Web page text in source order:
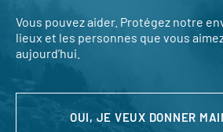
Vous pouvez aider. Protégez notre
lieux et les personnes que vous
aujourd’hui.
OUI, JE VEUX DONNER